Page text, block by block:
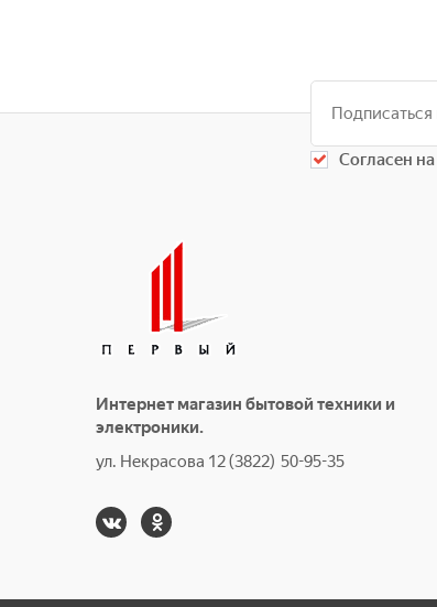
Согласен на
Интернет магазин бытовой техники и
электроники.
ул. Некрасова 12 (3822) 50-95-35